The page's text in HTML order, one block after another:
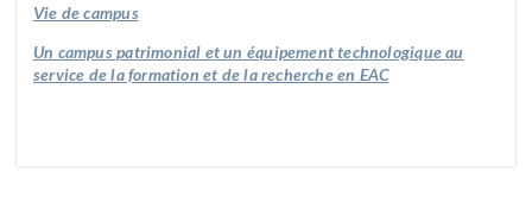
Vie de campus
Un campus patrimonial et un équipement technologique au
service de la formation et de la recherche en EAC